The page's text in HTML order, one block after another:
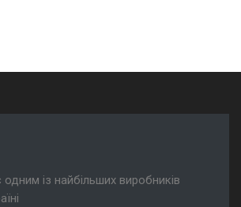
із найбільших виробників